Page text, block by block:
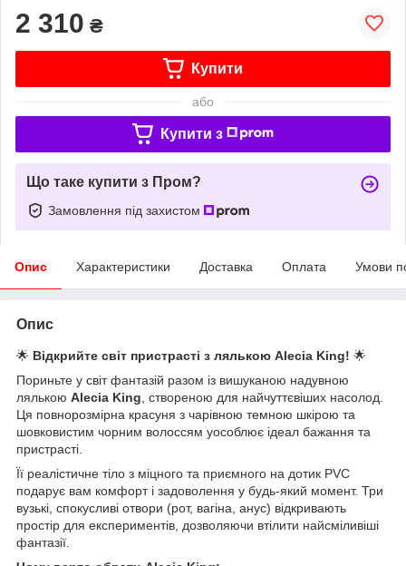
2 310 ₴
Купити
або
Купити з
Що таке купити з Пром?
Замовлення під захистом
Опис Характеристики Доставка Оплата Умови
Опис
🌟 Відкрийте світ пристрасті з лялькою Alecia King! 🌟
Пориньте у світ фантазій разом із вишуканою надувною
лялькою Alecia King , створеною для найчуттєвіших насолод.
Ця повнорозмірна красуня з чарівною темною шкірою та
шовковистим чорним волоссям уособлює ідеал бажання та
пристрасті.
Її реалістичне тіло з міцного та приємного на дотик PVC
подарує вам комфорт і задоволення у будь-який момент. Три
вузькі, спокусливі отвори (рот, вагіна, анус) відкривають
простір для експериментів, дозволяючи втілити найсміливіші
фантазії.